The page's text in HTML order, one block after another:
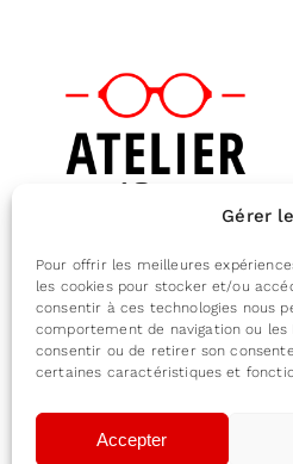
Gérer
Pour offrir les meilleures
les cookies pour stocker et/ou
consentir à ces technologies nous
comportement de navigation ou
consentir ou de retirer son
certaines caractéristiques et
Accepter